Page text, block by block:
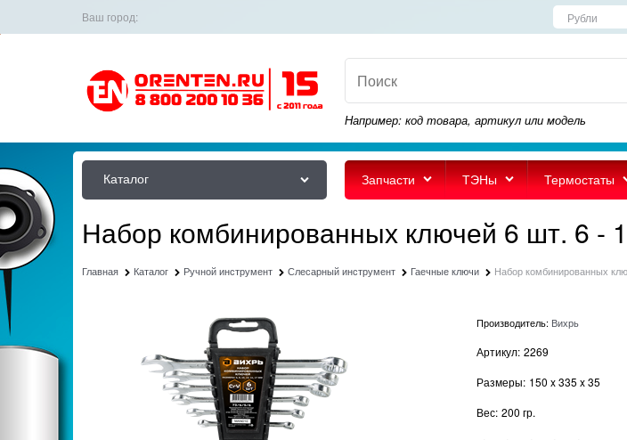
Ваш город:
Например: код товара, артикул или модель
Каталог Запчасти ТЭНы Термостаты
Набор комбинированных ключей 6 шт. 6 -
Главная Каталог Ручной инструмент Слесарный инструмент Гаечные ключи Набор комбинированных
Производитель: Вихрь
Артикул: 2269
Размеры: 150 x335 x35
Вес: 200 гр.